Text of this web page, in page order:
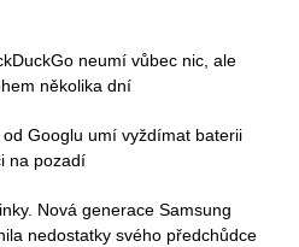
neumí vůbec nic, ale
několika dní
Googlu umí vyždímat baterii
na pozadí
Nová generace Samsung
nedostatky svého předchůdce